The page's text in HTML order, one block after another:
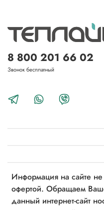
Информация на сайте не
офертой. Обращаем
данный интернет-сайт
8 800 201 66 02
Звонок бесплатный